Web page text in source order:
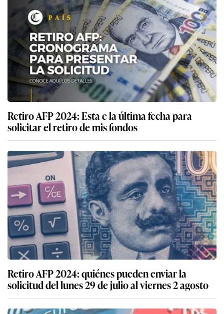
Retiro AFP 2024: Esta e la última fecha para
solicitar el retiro de mis fondos
Retiro AFP 2024: quiénes pueden enviar la
solicitud del lunes 29 de julio al viernes 2 agosto